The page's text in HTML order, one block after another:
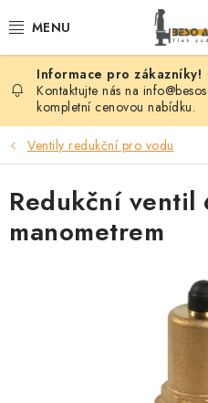
na
VENTILY
KLAPKY
Kontaktujte nás na
kompletní cenovou nabídku.
Ventily redukční pro vodu
Redukční ventil
manometrem